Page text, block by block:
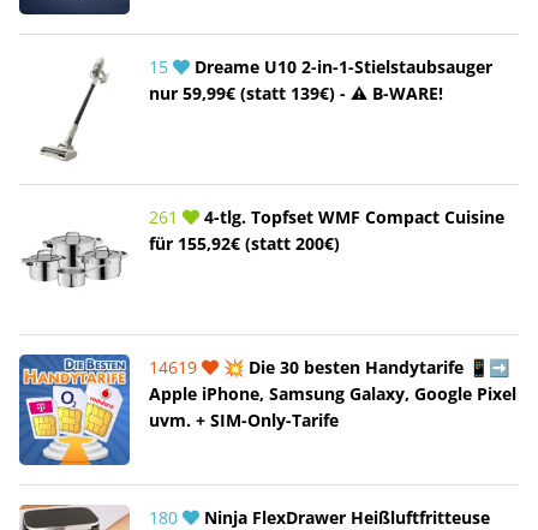
15
Dreame U10 2-in-1-Stielstaubsauger
nur 59,99€ (statt 139€) - ⚠️ B-WARE!
261
4-tlg. Topfset WMF Compact Cuisine
für 155,92€ (statt 200€)
14619
💥 Die 30 besten Handytarife 📱➡️
Apple iPhone, Samsung Galaxy, Google Pixel
uvm. + SIM-Only-Tarife
180
Ninja FlexDrawer Heißluftfritteuse